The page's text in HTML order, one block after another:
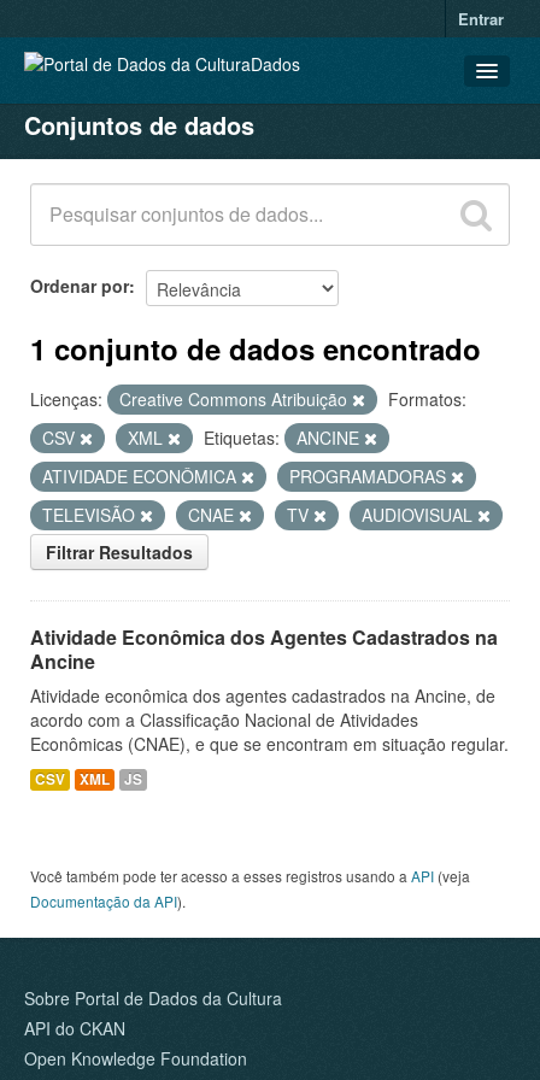
Entrar
CONJUNTOS DE DADOS
ORGANIZAÇÕES
GRUPOS
SOBRE
Conjuntos de dados
Ordenar por
1 conjunto de dados encontrado
Licenças: Creative Commons Atribuição
Formatos:
CSV
XML Etiquetas:
ANCINE
ATIVIDADE ECONÔMICA
PROGRAMADORAS
TELEVISÃO
CNAE TV
AUDIOVISUAL
Filtrar Resultados
Atividade Econômica dos Agentes Cadastrados na
Ancine
Atividade econômica dos agentes cadastrados na Ancine, de
acordo com a Classificação Nacional de Atividades
Econômicas (CNAE), e que se encontram em situação regular.
CSV XML JS
Você também pode ter acesso a esses registros usando a API (veja
Documentação da API).
Sobre Portal de Dados da Cultura
API do CKAN
Open Knowledge Foundation